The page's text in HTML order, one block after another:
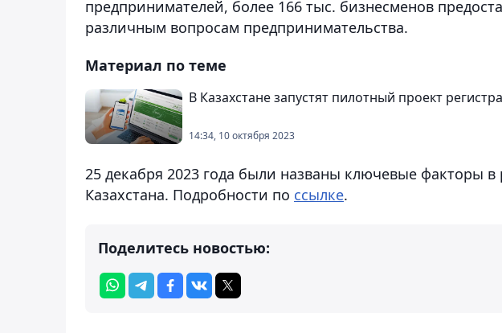
предпринимателей, более 166 тыс. бизнесменов
различным вопросам предпринимательства.
Материал по теме
В Казахстане запустят пилотный проект
14:34, 10 октября 2023
25 декабря 2023 года были названы ключевые факторы
Казахстана. Подробности по ссылке.
Поделитесь новостью: